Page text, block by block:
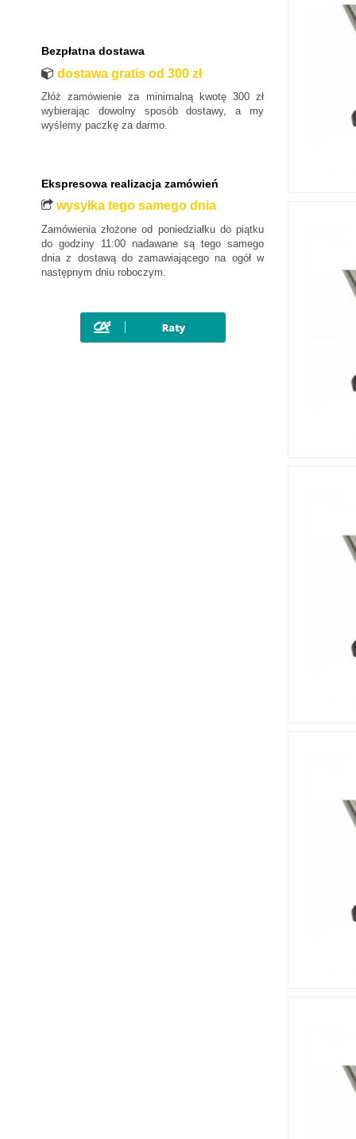
Bezpłatna dostawa
dostawa gratis od 300 zł
Złóż zamówienie za minimalną kwotę 300 zł
wybierając dowolny sposób dostawy, a my
wyślemy paczkę za darmo.
Ekspresowa realizacja zamówień
wysyłka tego samego dnia
Zamówienia złożone od poniedziałku do piątku
do godziny 11:00 nadawane są tego samego
dnia z dostawą do zamawiającego na ogół w
następnym dniu roboczym.